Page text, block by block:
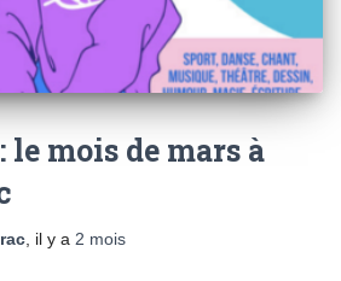
le mois de mars à
, il y a 2 mois